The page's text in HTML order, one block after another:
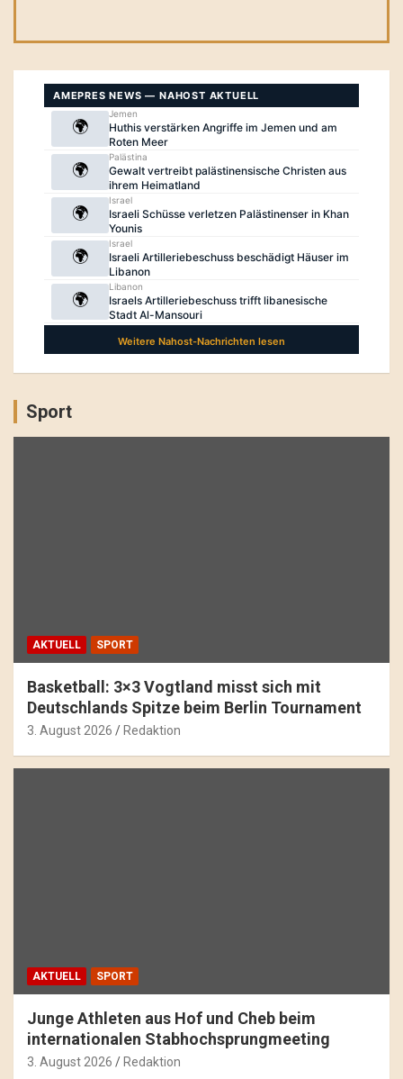
Sport
AKTUELL SPORT
Basketball: 3×3 Vogtland misst sich mit
Deutschlands Spitze beim Berlin Tournament
3. August 2026 Redaktion
AKTUELL SPORT
Junge Athleten aus Hof und Cheb beim
internationalen Stabhochsprungmeeting
3. August 2026 Redaktion